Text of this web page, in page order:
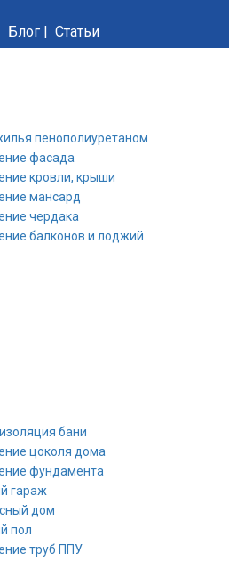
Блог | Статьи
пенополиуретаном
фасада
кровли, крыши
мансард
чердака
балконов и лоджий
бани
цоколя дома
фундамента
гараж
дом
пол
труб ППУ